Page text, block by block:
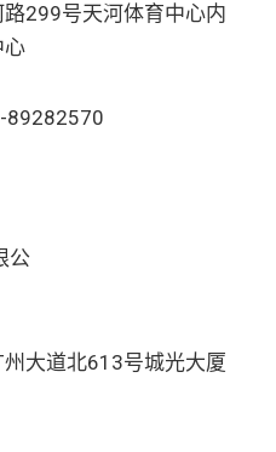
299号天河体育中心内
动管理中心
020-89282570
公
大道北613号城光大厦
室